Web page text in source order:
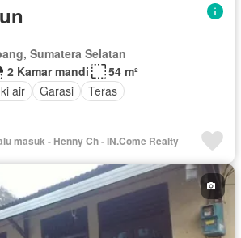
Sumatera Selatan
2 Kamar mandi
54 m²
air Garasi
Teras
masuk - Henny Ch - IN.Come Realty